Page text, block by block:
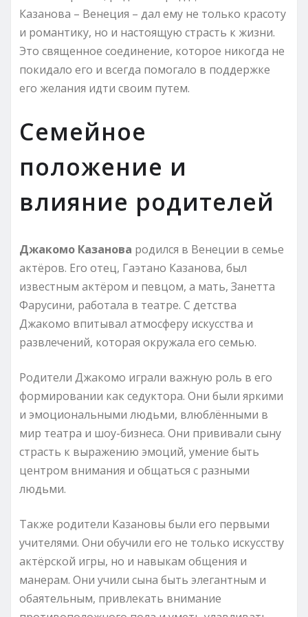
Казанова – Венеция – дал ему не только красоту
и романтику, но и настоящую страсть к жизни.
Это священное соединение, которое никогда не
покидало его и всегда помогало в поддержке
его желания идти своим путем.
Семейное
положение и
влияние родителей
Джакомо Казанова родился в Венеции в семье
актёров. Его отец, Гаэтано Казанова, был
известным актёром и певцом, а мать, Занетта
Фарусини, работала в театре. С детства
Джакомо впитывал атмосферу искусства и
развлечений, которая окружала его семью.
Родители Джакомо играли важную роль в его
формировании как седуктора. Они были яркими
и эмоциональными людьми, влюблёнными в
мир театра и шоу-бизнеса. Они прививали сыну
страсть к выражению эмоций, умение быть
центром внимания и общаться с разными
людьми.
Также родители Казановы были его первыми
учителями. Они обучили его не только искусству
актёрской игры, но и навыкам общения и
манерам. Они учили сына быть элегантным и
обаятельным, привлекать внимание